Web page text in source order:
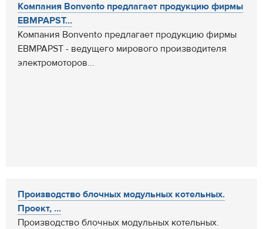
Компания Bonvento предлагает продукцию фирмы
EBMPAPST...
Компания Bonvento предлагает продукцию фирмы
EBMPAPST - ведущего мирового производителя
электромоторов...
Производство блочных модульных котельных.
Проект, ...
Производство блочных модульных котельных.